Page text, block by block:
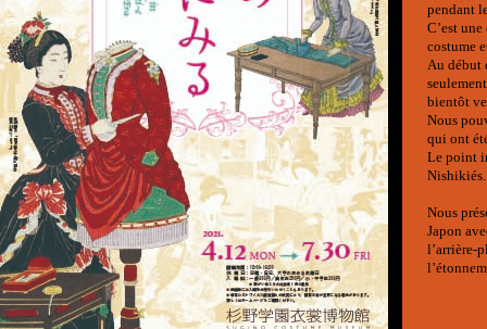
pendant
C’est
costume
Au début
bientôt
Nous
qui ont
Le point
Nishikiés.
Nous
Japon
l’arrière-